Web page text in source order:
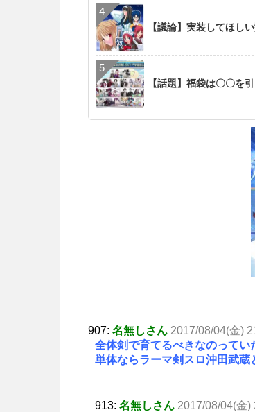
【議論】実装してほし
【話題】福袋は〇〇を
907: 名無しさん 2017/08/04(金)
全体剣で育てるべきなのってい
単体ならラーマ剣スロ沖田武
913: 名無しさん 2017/08/04(金)